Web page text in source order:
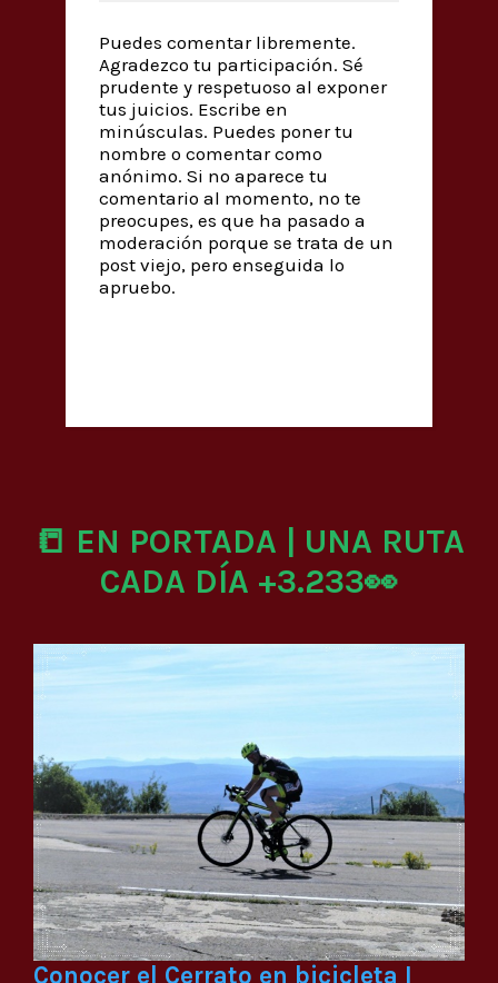
Puedes comentar libremente.
Agradezco tu participación. Sé
prudente y respetuoso al exponer
tus juicios. Escribe en
minúsculas. Puedes poner tu
nombre o comentar como
anónimo. Si no aparece tu
comentario al momento, no te
preocupes, es que ha pasado a
moderación porque se trata de un
post viejo, pero enseguida lo
apruebo.
📒 EN PORTADA | UNA RUTA
CADA DÍA +3.233👀
Conocer el Cerrato en bicicleta I